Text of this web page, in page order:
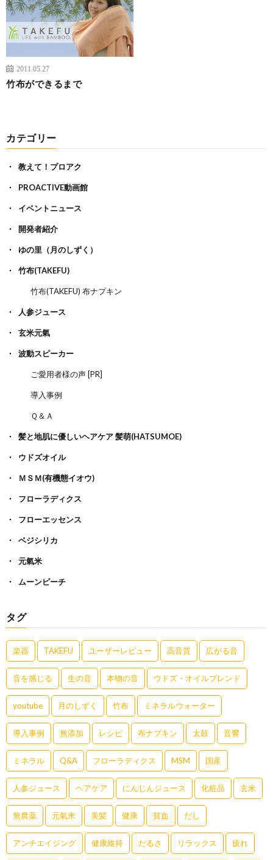
2011.05.27
竹布ができるまで
カテゴリー
教えて！プロアク
PROACTIVE動画館
イベントニュース
開発者紹介
ゆの里（月のしずく）
竹布(TAKEFU)
竹布(TAKEFU) 布ナプキン
人参ジュース
玄米元氣
波動スピーカー
ご愛用者様の声 [PR]
導入事例
Ｑ＆Ａ
髪と地肌に優しいヘアケア 髪萌(HATSUMOE)
ウドズオイル
ＭＳＭ(有機態イオウ)
フローラディクス
フローエッセンス
ベジシリカ
元氣米
ムーンピーチ
タグ
楽器 TAKEFU ユーザーレビュー 高音質 広がる音
音を感じる 生の音 本物の音 ウドズ・オイルブレンド
youtube 月のしずく 竹布 ミネラルウォーター
導入事例 無添加 レシピ 布ナプキン 太鼓 音響
ミネラル Q&A フローラディクス MSM 国産
人参ジュース ヘアケア にんじんジュース 化粧品 玄米
無農薬 元氣米 美髪 健康 貧血 だし
アンチエイジング 健康維持 だるさ リラックス 疲れ